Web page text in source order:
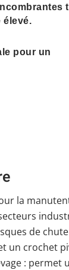
élevé.
pour un
la
de
un crochet
: permet